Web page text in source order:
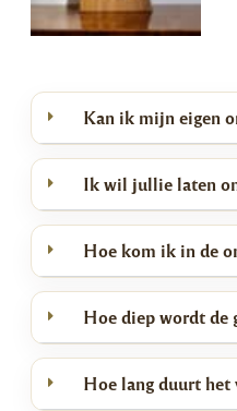
Kan ik mijn eigen
Ik wil jullie laten
Hoe kom ik in de
Hoe diep wordt de
Hoe lang duurt het